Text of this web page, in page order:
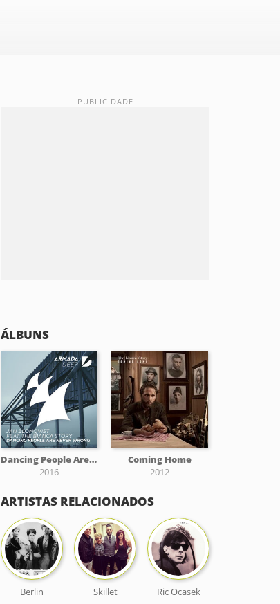
ÁLBUNS
Dancing People Are Never Wrong
2016
Coming Home
2012
ARTISTAS RELACIONADOS
Berlin Skillet Ric Ocasek